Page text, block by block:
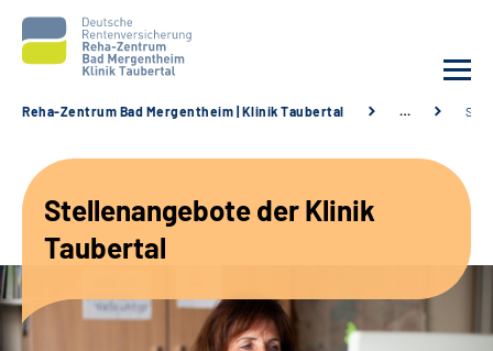
Unsere Angebote
Karriere
Reha-Zentrum Bad Mergentheim | Klinik Taubertal …
Stellenangebote der Klinik
Taubertal